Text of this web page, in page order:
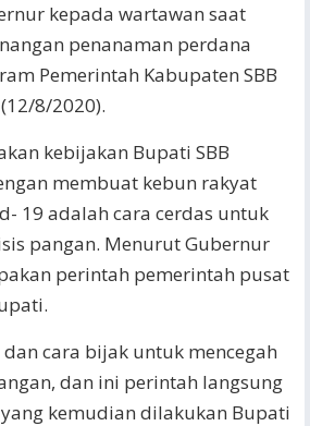
kepada wartawan saat
penanaman perdana
Pemerintah Kabupaten SBB
8/2020).
kebijakan Bupati SBB
membuat kebun rakyat
19 adalah cara cerdas untuk
pangan. Menurut Gubernur
perintah pemerintah pusat
cara bijak untuk mencegah
dan ini perintah langsung
kemudian dilakukan Bupati